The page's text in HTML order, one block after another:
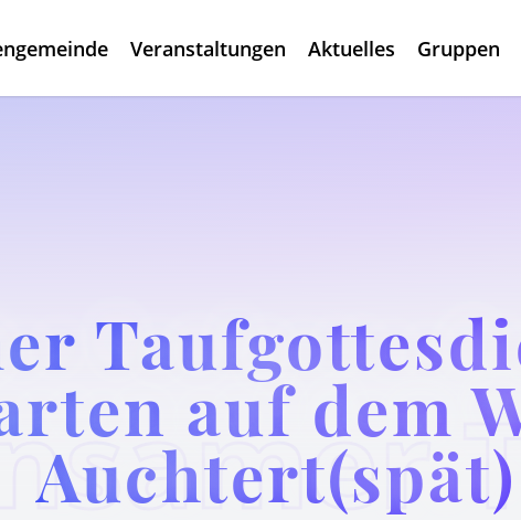
Veranstaltungen Aktuelles Gruppen
auf dem
Auchtert(spät)